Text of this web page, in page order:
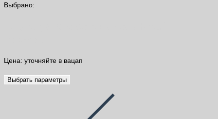
Выбрано:
Цена: уточняйте в вацап
Выбрать параметры